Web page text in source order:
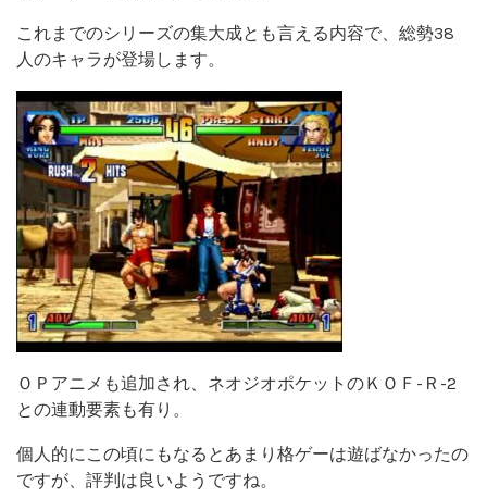
これまでのシリーズの集大成とも言える内容で、総勢38
人のキャラが登場します。
ＯＰアニメも追加され、ネオジオポケットのＫＯＦ-Ｒ-2
との連動要素も有り。
個人的にこの頃にもなるとあまり格ゲーは遊ばなかったの
ですが、評判は良いようですね。